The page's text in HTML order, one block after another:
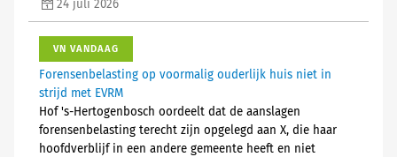
24 juli 2026
VN VANDAAG
Forensenbelasting op voormalig ouderlijk huis niet in
strijd met EVRM
Hof 's-Hertogenbosch oordeelt dat de aanslagen
forensenbelasting terecht zijn opgelegd aan X, die haar
hoofdverblijf in een andere gemeente heeft en niet